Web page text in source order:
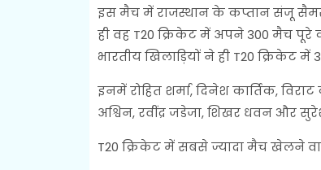
इस मैच में राजस्थान के कप्तान संजू
ही वह T20 क्रिकेट में अपने 300 मैच पूरे
भारतीय खिलाड़ियों ने ही T20 क्रिकेट
इनमें रोहित शर्मा, दिनेश कार्तिक,
अश्विन, रवींद्र जडेजा, शिखर धवन और
T20 क्रिकेट में सबसे ज्यादा मैच खेलने